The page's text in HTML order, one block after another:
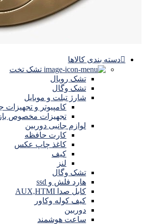
دسته بندی کالاها
تشک تخت
تشک رویال
تشک وگال
شارژ تبلت و موبایل
کامپیوتر و تجهیزات
تجهیزات مخصوص
لوازم جانبی دوربین
کارت حافظه
کاغذ چاپ عکس
کیف
لنز
تشک وگال
هارد فلش و ssd
کابل صدا AUX,HTMI
کیف کوله وکاور
دوربین
ساعت هوشمند